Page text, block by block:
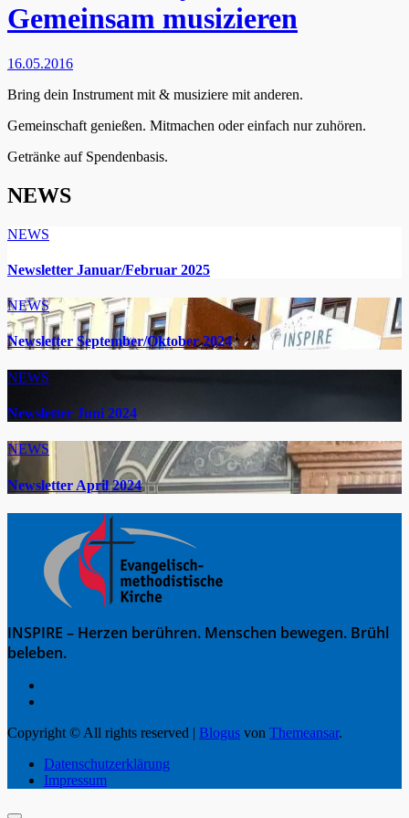
Gemeinsam musizieren
16.05.2016
Bring dein Instrument mit & musiziere mit anderen.
Gemeinschaft genießen. Mitmachen oder einfach nur zuhören.
Getränke auf Spendenbasis.
NEWS
NEWS
Newsletter Januar/Februar 2025
NEWS
Newsletter September/Oktober 2024
NEWS
Newsletter Juni 2024
NEWS
Newsletter April 2024
INSPIRE – Herzen berühren. Menschen bewegen. Brühl
beleben.
Copyright © All rights reserved | Blogus von Themeansar.
Datenschutzerklärung
Impressum